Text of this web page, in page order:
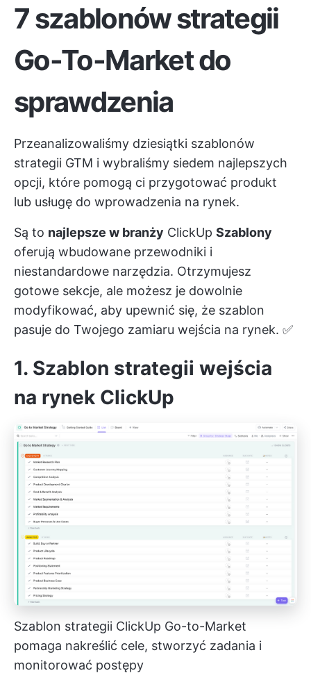
7 szablonów strategii
Go-To-Market do
sprawdzenia
Przeanalizowaliśmy dziesiątki szablonów
strategii GTM i wybraliśmy siedem najlepszych
opcji, które pomogą ci przygotować produkt
lub usługę do wprowadzenia na rynek.
Są to najlepsze w branży ClickUp Szablony
oferują wbudowane przewodniki i
niestandardowe narzędzia. Otrzymujesz
gotowe sekcje, ale możesz je dowolnie
modyfikować, aby upewnić się, że szablon
pasuje do Twojego zamiaru wejścia na rynek. ✅
1. Szablon strategii wejścia
na rynek ClickUp
Szablon strategii ClickUp Go-to-Market
pomaga nakreślić cele, stworzyć zadania i
monitorować postępy